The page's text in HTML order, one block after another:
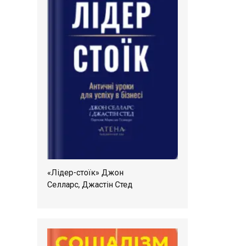
«Лідер-стоїк» Джон
Селларс, Джастін Стед